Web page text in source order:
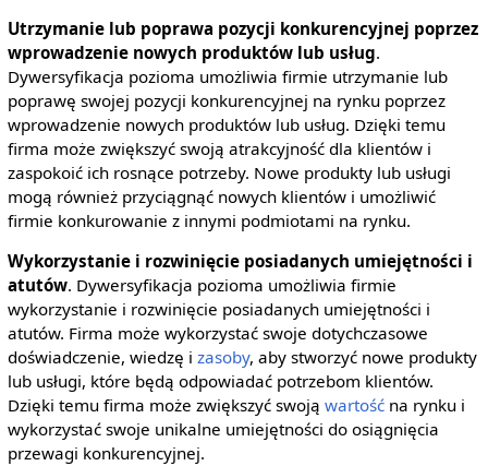
Utrzymanie lub poprawa pozycji konkurencyjnej poprzez
wprowadzenie nowych produktów lub usług.
Dywersyfikacja pozioma umożliwia firmie utrzymanie lub
poprawę swojej pozycji konkurencyjnej na rynku poprzez
wprowadzenie nowych produktów lub usług. Dzięki temu
firma może zwiększyć swoją atrakcyjność dla klientów i
zaspokoić ich rosnące potrzeby. Nowe produkty lub usługi
mogą również przyciągnąć nowych klientów i umożliwić
firmie konkurowanie z innymi podmiotami na rynku.
Wykorzystanie i rozwinięcie posiadanych umiejętności i
atutów. Dywersyfikacja pozioma umożliwia firmie
wykorzystanie i rozwinięcie posiadanych umiejętności i
atutów. Firma może wykorzystać swoje dotychczasowe
doświadczenie, wiedzę i zasoby, aby stworzyć nowe produkty
lub usługi, które będą odpowiadać potrzebom klientów.
Dzięki temu firma może zwiększyć swoją wartośćna rynku i
wykorzystać swoje unikalne umiejętności do osiągnięcia
przewagi konkurencyjnej.